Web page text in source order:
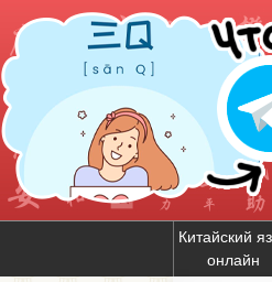
Китайский
онлайн